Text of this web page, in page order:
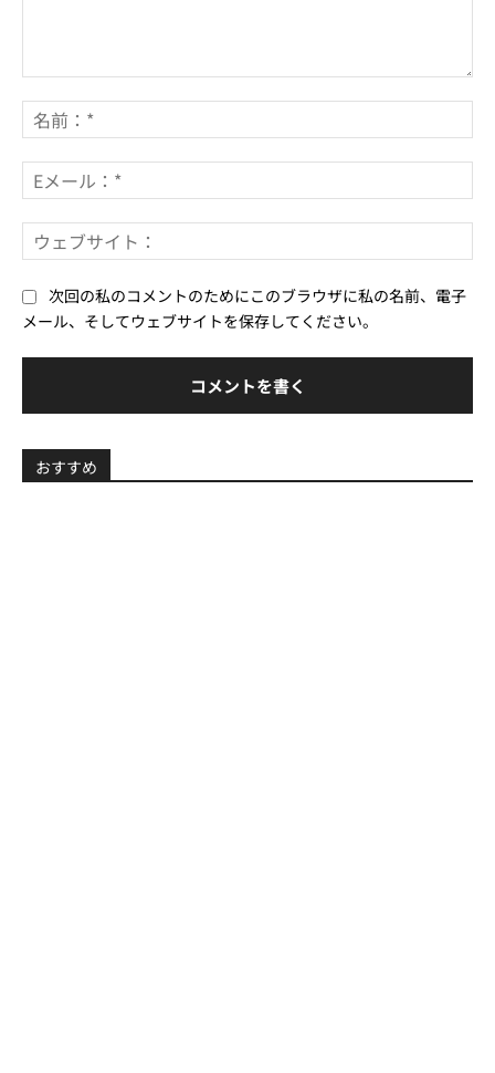
メ
ン
ト：
前
*
メ
ー
*ェ
次回の私のコメントのためにこのブラウザに私の名前、電子
メール、そしてウェブサイトを保存してください。
おすすめ